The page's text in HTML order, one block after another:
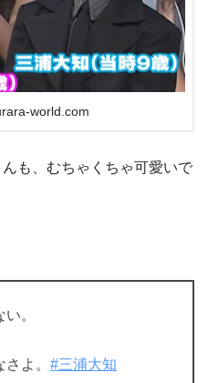
world.com
も、むちゃくちゃ可愛いで
。
よ。 #三浦大知